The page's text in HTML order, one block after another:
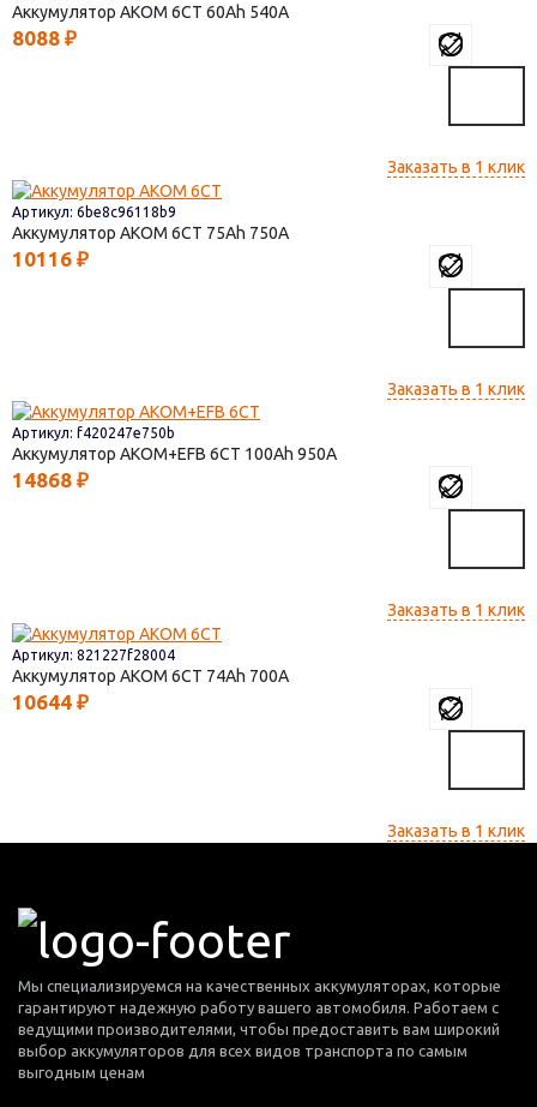
Аккумулятор AКОМ 6СТ 60 540
8088 ₽
Заказать в 1 клик
Артикул: 6be8c96118b9
Аккумулятор AКОМ 6СТ 75 750
10116 ₽
Заказать в 1 клик
Артикул: f420247e750b
Аккумулятор AKOM+EFB 6СТ 100 950
14868 ₽
Заказать в 1 клик
Артикул: 821227f28004
Аккумулятор AКОМ 6СТ 74 700
10644 ₽
Заказать в 1 клик
Мы специализируемся на качественных аккумуляторах, которые
гарантируют надежную работу вашего автомобиля. Работаем с
ведущими производителями, чтобы предоставить вам широкий
выбор аккумуляторов для всех видов транспорта по самым
выгодным ценам